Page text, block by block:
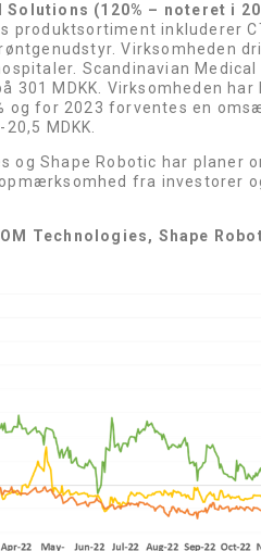
(120% – noteret i
produktsortiment inkluderer
Virksomheden
Scandinavian
301 MDKK. Virksomheden
og for 2023 forventes en
MDKK.
og Shape Robotic har planer
fra investorer
Technologies, Shape